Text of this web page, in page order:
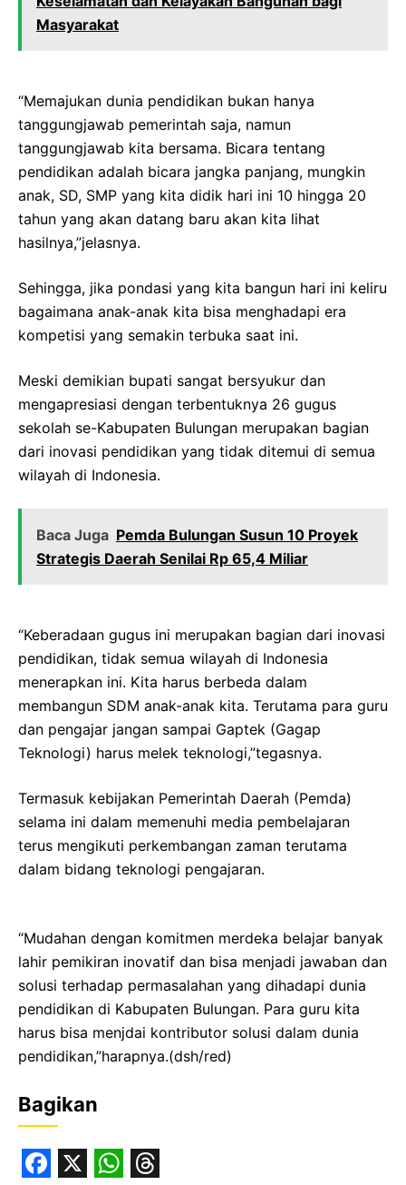
Masyarakat
“Memajukan dunia pendidikan bukan hanya
tanggungjawab pemerintah saja, namun
tanggungjawab kita bersama. Bicara tentang
pendidikan adalah bicara jangka panjang, mungkin
anak, SD, SMP yang kita didik hari ini 10 hingga 20
tahun yang akan datang baru akan kita lihat
hasilnya,”jelasnya.
Sehingga, jika pondasi yang kita bangun hari ini keliru
bagaimana anak-anak kita bisa menghadapi era
kompetisi yang semakin terbuka saat ini.
Meski demikian bupati sangat bersyukur dan
mengapresiasi dengan terbentuknya 26 gugus
sekolah se-Kabupaten Bulungan merupakan bagian
dari inovasi pendidikan yang tidak ditemui di semua
wilayah di Indonesia.
Baca Juga Pemda Bulungan Susun 10 Proyek
Strategis Daerah Senilai Rp 65,4 Miliar
“Keberadaan gugus ini merupakan bagian dari inovasi
pendidikan, tidak semua wilayah di Indonesia
menerapkan ini. Kita harus berbeda dalam
membangun SDM anak-anak kita. Terutama para guru
dan pengajar jangan sampai Gaptek (Gagap
Teknologi) harus melek teknologi,”tegasnya.
Termasuk kebijakan Pemerintah Daerah (Pemda)
selama ini dalam memenuhi media pembelajaran
terus mengikuti perkembangan zaman terutama
dalam bidang teknologi pengajaran.
“Mudahan dengan komitmen merdeka belajar banyak
lahir pemikiran inovatif dan bisa menjadi jawaban dan
solusi terhadap permasalahan yang dihadapi dunia
pendidikan di Kabupaten Bulungan. Para guru kita
harus bisa menjdai kontributor solusi dalam dunia
pendidikan,”harapnya.(dsh/red)
Bagikan